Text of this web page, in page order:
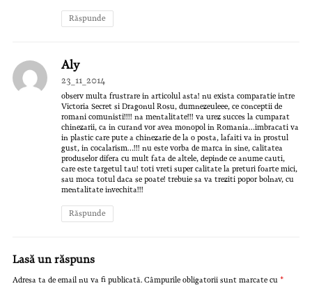
Răspunde
Aly
23_11_2014
observ multa frustrare in articolul asta! nu exista comparatie intre
Victoria Secret si Dragonul Rosu, dumnezeuleee, ce conceptii de
romani comunisti!!!! na mentalitate!!! va urez succes la cumparat
chinezarii, ca in curand vor avea monopol in Romania…imbracati va
in plastic care pute a chinezarie de la o posta, lafaiti va in prostul
gust, in cocalarism…!!! nu este vorba de marca in sine, calitatea
produselor difera cu mult fata de altele, depinde ce anume cauti,
care este targetul tau! toti vreti super calitate la preturi foarte mici,
sau moca totul daca se poate! trebuie sa va treziti popor bolnav, cu
mentalitate invechita!!!
Răspunde
Lasă un răspuns
Adresa ta de email nu va fi publicată. Câmpurile obligatorii sunt marcate cu *